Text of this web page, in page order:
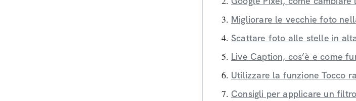
Migliorare le vecchie foto
Scattare foto alle stelle in
Live Caption, cos’è e come
Utilizzare la funzione Tocco
Consigli per applicare un